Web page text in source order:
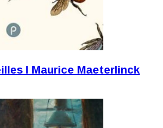
I Maurice Maeterlinck